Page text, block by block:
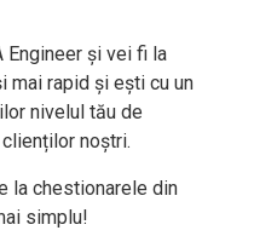
Engineer și vei fi la
mai rapid și ești cu un
nivelul tău de
noștri.
la chestionarele din
simplu!